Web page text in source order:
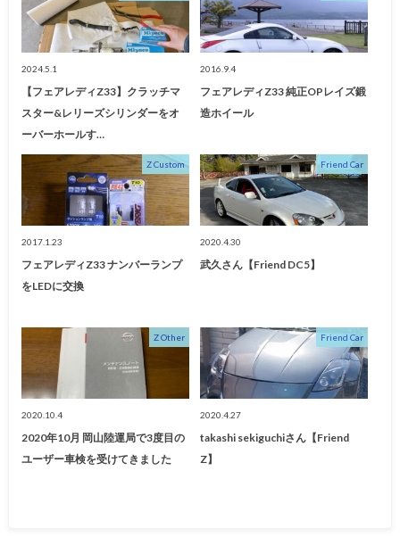
2024.5.1
【フェアレディZ33】クラッチマ
スター&レリーズシリンダーをオ
ーバーホールす…
2016.9.4
フェアレディZ33 純正OPレイズ鍛
造ホイール
Z Custom
2017.1.23
フェアレディZ33 ナンバーランプ
をLEDに交換
Friend Car
2020.4.30
武久さん【Friend DC5】
Z Other
2020.10.4
2020年10月 岡山陸運局で3度目の
ユーザー車検を受けてきました
Friend Car
2020.4.27
takashi sekiguchiさん【Friend
Z】